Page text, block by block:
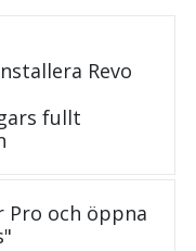
Revo
fullt
Pro och öppna